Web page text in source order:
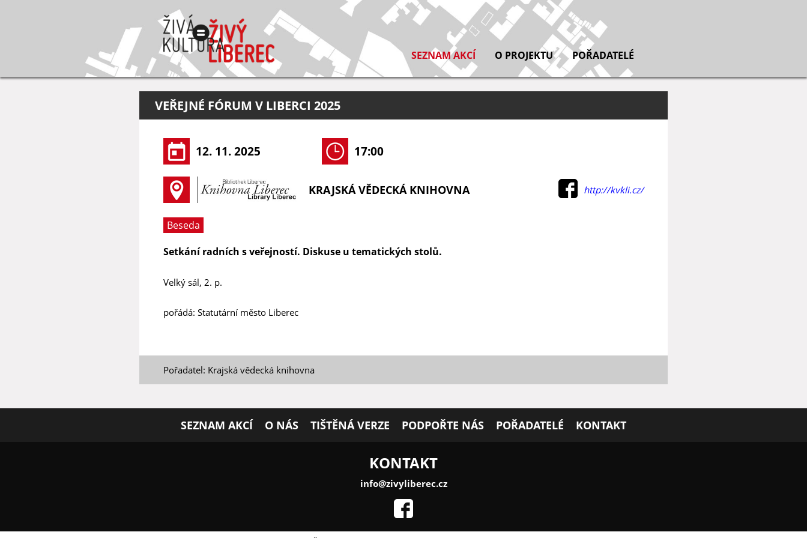
SEZNAM AKCÍ O PROJEKTU POŘADATELÉ
VEŘEJNÉ FÓRUM V LIBERCI 2025
12. 11. 2025 17:00
KRAJSKÁ VĚDECKÁ KNIHOVNA http://kvkli.cz/
Beseda
Setkání radních s veřejností. Diskuse u tematických stolů.
Velký sál, 2. p.
pořádá: Statutární město Liberec
Pořadatel: Krajská vědecká knihovna
SEZNAM AKCÍ O NÁS TIŠTĚNÁ VERZE PODPOŘTE NÁS POŘADATELÉ KONTAKT
KONTAKT
info@zivyliberec.cz